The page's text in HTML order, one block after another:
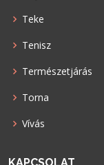
Teke
Tenisz
Természetjárás
Torna
Vívás
KAPCSOLAT